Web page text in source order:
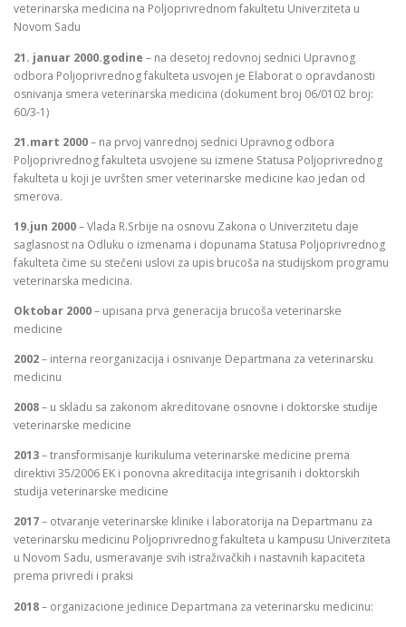
veterinarska medicina na Poljoprivrednom fakultetu Univerziteta u
Novom Sadu
21. januar 2000.godine – na desetoj redovnoj sednici Upravnog
odbora Poljoprivrednog fakulteta usvojen je Elaborat o opravdanosti
osnivanja smera veterinarska medicina (dokument broj 06/0102 broj:
60/3-1)
21.mart 2000– na prvoj vanrednoj sednici Upravnog odbora
Poljoprivrednog fakulteta usvojene su izmene Statusa Poljoprivrednog
fakulteta u koji je uvršten smer veterinarske medicine kao jedan od
smerova.
19.jun 2000– Vlada R.Srbije na osnovu Zakona o Univerzitetu daje
saglasnost na Odluku o izmenama i dopunama Statusa Poljoprivrednog
fakulteta čime su stečeni uslovi za upis brucoša na studijskom programu
veterinarska medicina.
Oktobar 2000– upisana prva generacija brucoša veterinarske
medicine
2002– interna reorganizacija i osnivanje Departmana za veterinarsku
medicinu
2008– u skladu sa zakonom akreditovane osnovne i doktorske studije
veterinarske medicine
2013– transformisanje kurikuluma veterinarske medicine prema
direktivi 35/2006 EK i ponovna akreditacija integrisanih i doktorskih
studija veterinarske medicine
2017– otvaranje veterinarske klinike i laboratorija na Departmanu za
veterinarsku medicinu Poljoprivrednog fakulteta u kampusu Univerziteta
u Novom Sadu, usmeravanje svih istraživačkih i nastavnih kapaciteta
prema privredi i praksi
2018– organizacione jedinice Departmana za veterinarsku medicinu: